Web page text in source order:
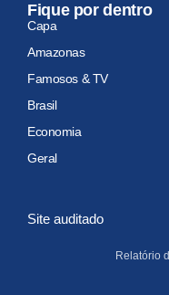
Fique por dentro
Capa
Amazonas
Famosos & TV
Brasil
Economia
Geral
Site auditado
Relatório